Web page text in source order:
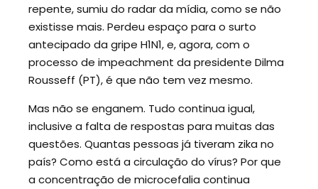
repente, sumiu do radar da mídia, como se não
existisse mais. Perdeu espaço para o surto
antecipado da gripe H1N1, e, agora, com o
processo de impeachment da presidente Dilma
Rousseff (PT), é que não tem vez mesmo.
Mas não se enganem. Tudo continua igual,
inclusive a falta de respostas para muitas das
questões. Quantas pessoas já tiveram zika no
país? Como está a circulação do vírus? Por que
a concentração de microcefalia continua